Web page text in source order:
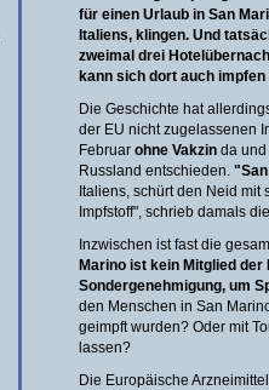
für einen Urlaub in San
Italiens, klingen. Und
zweimal drei
kann sich dort auch
Die Geschichte hat
der EU nicht zugelassenen
Februar ohne Vakzin da und
Russland entschieden.
Italiens, schürt den Neid
Impfstoff", schrieb damals
Inzwischen ist fast die
Marino ist kein Mitglied
Sondergenehmigung, um
den Menschen in San
geimpft wurden? Oder mit
lassen?
Die Europäische